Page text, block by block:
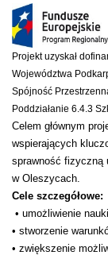
Projekt uzyskał
Województwa
Spójność
Poddziałanie 6.4.3
Celem głównym
wspierających
sprawność fizyczną
w Oleszycach.
Cele szczegółowe:
• umożliwienie
• stworzenie
• zwiększenie